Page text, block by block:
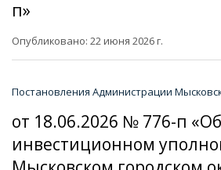
п»
Опубликовано: 22 июня 2026 г.
Постановления Администрации
от 18.06.2026 № 776-п «Об
инвестиционном